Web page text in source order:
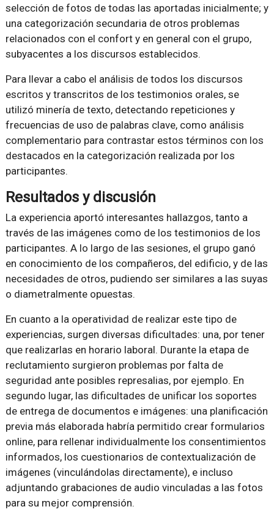
selección de fotos de todas las aportadas inicialmente; y
una categorización secundaria de otros problemas
relacionados con el confort y en general con el grupo,
subyacentes a los discursos establecidos.
Para llevar a cabo el análisis de todos los discursos
escritos y transcritos de los testimonios orales, se
utilizó minería de texto, detectando repeticiones y
frecuencias de uso de palabras clave, como análisis
complementario para contrastar estos términos con los
destacados en la categorización realizada por los
participantes.
Resultados y discusión
La experiencia aportó interesantes hallazgos, tanto a
través de las imágenes como de los testimonios de los
participantes. A lo largo de las sesiones, el grupo ganó
en conocimiento de los compañeros, del edificio, y de las
necesidades de otros, pudiendo ser similares a las suyas
o diametralmente opuestas.
En cuanto a la operatividad de realizar este tipo de
experiencias, surgen diversas dificultades: una, por tener
que realizarlas en horario laboral. Durante la etapa de
reclutamiento surgieron problemas por falta de
seguridad ante posibles represalias, por ejemplo. En
segundo lugar, las dificultades de unificar los soportes
de entrega de documentos e imágenes: una planificación
previa más elaborada habría permitido crear formularios
online, para rellenar individualmente los consentimientos
informados, los cuestionarios de contextualización de
imágenes (vinculándolas directamente), e incluso
adjuntando grabaciones de audio vinculadas a las fotos
para su mejor comprensión.